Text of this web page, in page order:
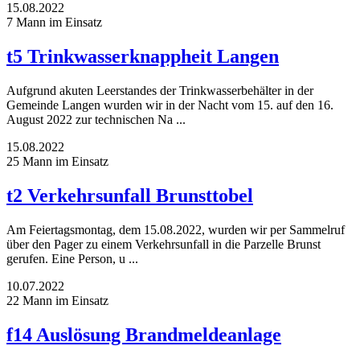
15.08.2022
7 Mann im Einsatz
t5 Trinkwasserknappheit Langen
Aufgrund akuten Leerstandes der Trinkwasserbehälter in der
Gemeinde Langen wurden wir in der Nacht vom 15. auf den 16.
August 2022 zur technischen Na ...
15.08.2022
25 Mann im Einsatz
t2 Verkehrsunfall Brunsttobel
Am Feiertagsmontag, dem 15.08.2022, wurden wir per Sammelruf
über den Pager zu einem Verkehrsunfall in die Parzelle Brunst
gerufen. Eine Person, u ...
10.07.2022
22 Mann im Einsatz
f14 Auslösung Brandmeldeanlage